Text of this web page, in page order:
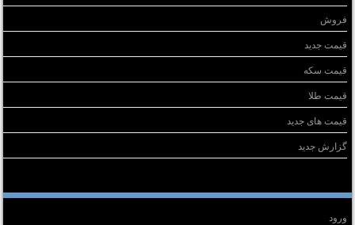
فروش
قیمت جدید
قیمت سکه
قیمت طلا
قیمت های جدید
گزارش جدید
ورود